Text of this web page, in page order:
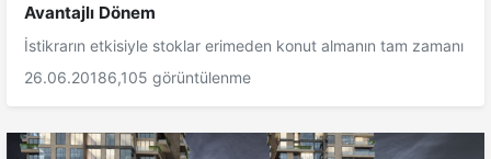
Avantajlı Dönem
İstikrarın etkisiyle stoklar erimeden konut almanın tam zamanı
26.06.20186,105 görüntülenme